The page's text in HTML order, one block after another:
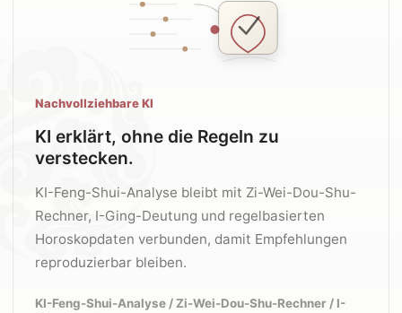
Nachvollziehbare KI
KI erklärt, ohne die Regeln zu
verstecken.
KI-Feng-Shui-Analyse bleibt mit Zi-Wei-Dou-Shu-
Rechner, I-Ging-Deutung und regelbasierten
Horoskopdaten verbunden, damit Empfehlungen
reproduzierbar bleiben.
KI-Feng-Shui-Analyse / Zi-Wei-Dou-Shu-Rechner / I-